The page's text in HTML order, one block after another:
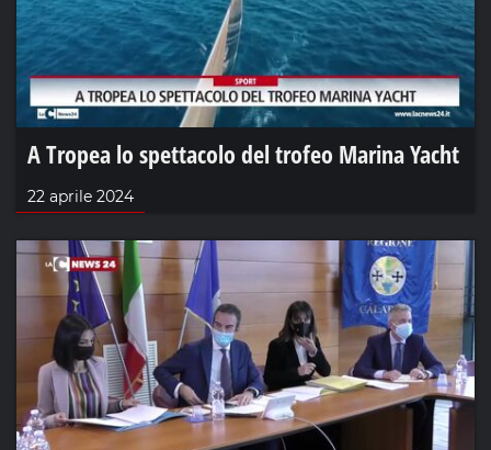
A Tropea lo spettacolo del trofeo Marina Yacht
22 aprile 2024